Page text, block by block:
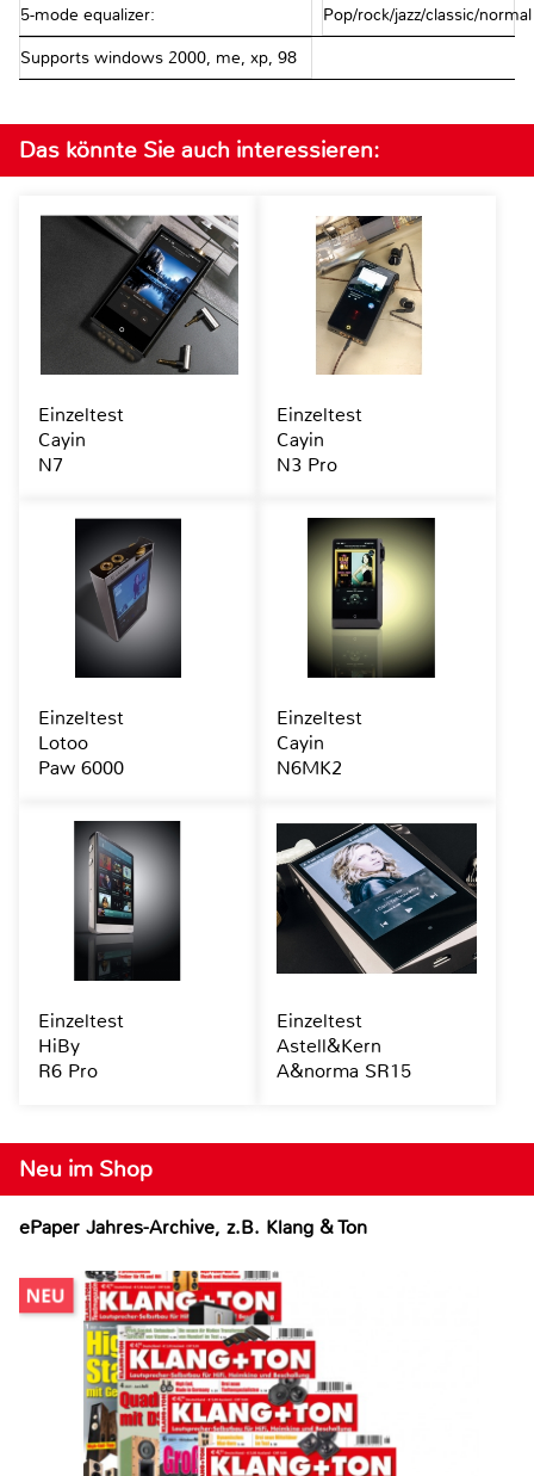
5-mode equalizer: Pop/rock/jazz/classic/normal
Supports windows 2000, me, xp, 98
Neu im Shop
ePaper Jahres-Archive, z.B. Klang & Ton
Das könnte Sie auch interessieren:
Einzeltest
Cayin
N7
Einzeltest
Cayin
N3 Pro
Einzeltest
Lotoo
Paw 6000
Einzeltest
Cayin
N6MK2
Einzeltest
HiBy
R6 Pro
Einzeltest
Astell&Kern
A&norma SR15